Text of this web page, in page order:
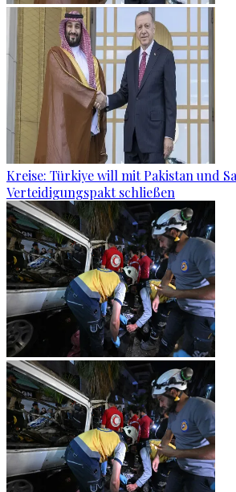
Kreise: Türkiye will mit Pakistan und
Verteidigungspakt schließen